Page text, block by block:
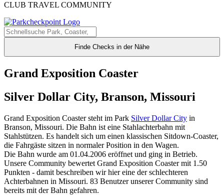
CLUB TRAVEL COMMUNITY
Finde Checks in der Nähe
Grand Exposition Coaster
Silver Dollar City, Branson, Missouri
Grand Exposition Coaster steht im Park Silver Dollar City in
Branson, Missouri. Die Bahn ist eine Stahlachterbahn mit
Stahlstützen. Es handelt sich um einen klassischen Sitdown-Coaster,
die Fahrgäste sitzen in normaler Position in den Wagen.
Die Bahn wurde am 01.04.2006 eröffnet und ging in Betrieb.
Unsere Community bewertet Grand Exposition Coaster mit 1.50
Punkten - damit beschreiben wir hier eine der schlechteren
Achterbahnen in Missouri. 83 Benutzer unserer Community sind
bereits mit der Bahn gefahren.